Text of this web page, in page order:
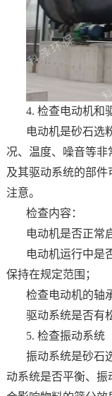
4. 检查电动机和
电动机是砂石选
况、温度、噪音等非
及其驱动系统的部件
注意。
检查内容：
电动机是否正常
电动机运行中是
保持在规定范围；
检查电动机的轴
驱动系统是否有
5. 检查振动系统
振动系统是砂石
动系统是否平衡、振